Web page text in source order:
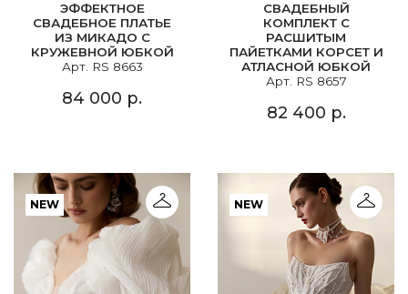
ЭФФЕКТНОЕ
СВАДЕБНОЕ ПЛАТЬЕ
ИЗ МИКАДО С
КРУЖЕВНОЙ ЮБКОЙ
Арт. RS 8663
84 000 р.
СВАДЕБНЫЙ
КОМПЛЕКТ С
РАСШИТЫМ
ПАЙЕТКАМИ КОРСЕТ И
АТЛАСНОЙ ЮБКОЙ
Арт. RS 8657
82 400 р.
NEW NEW